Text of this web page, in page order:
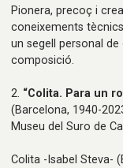
Pionera, precoç i
coneixements
un segell personal
composició.
2. “Colita. Para un
(Barcelona, 1940-
Museu del Suro de
Colita -Isabel Steva-